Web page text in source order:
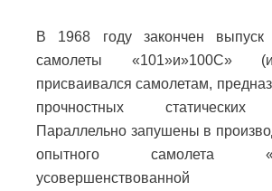
В 1968 году закончен выпуск
самолеты «101»и»100С»
присваивался самолетам,
прочностных статических
Параллельно запушены в
опытного самолета
усовершенствованной